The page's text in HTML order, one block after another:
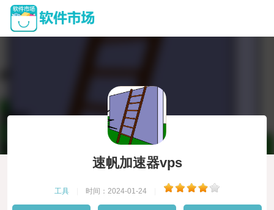
速帆加速器vps
工具 时间：2024-01-24